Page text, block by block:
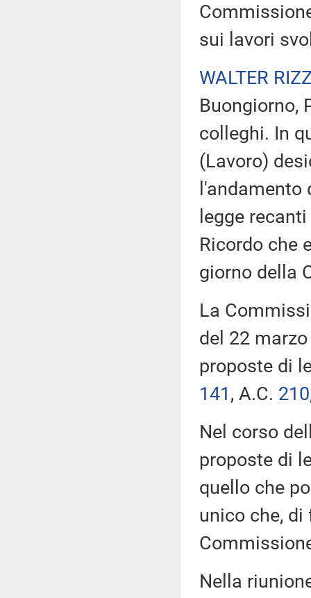
sui lavori
WALTER
Buongiorno,
colleghi. In
(Lavoro)
legge
Ricordo che
giorno della
La
del 22
proposte di
141​, A.C. 210
Nel corso
proposte di
quello che
unico che,
Nella